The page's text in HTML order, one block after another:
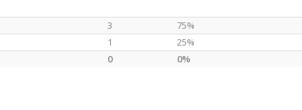
3
75%
1
25%
0 0%